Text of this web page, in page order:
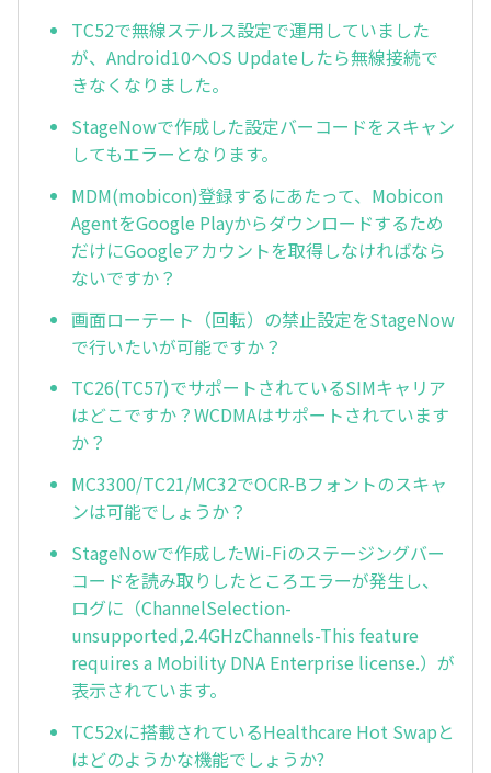
TC52で無線ステルス設定で運用していました
が、Android10へOS Updateしたら無線接続で
きなくなりました。
StageNowで作成した設定バーコードをスキャン
してもエラーとなります。
MDM(mobicon)登録するにあたって、Mobicon
AgentをGoogle Playからダウンロードするため
だけにGoogleアカウントを取得しなければなら
ないですか？
画面ローテート（回転）の禁止設定をStageNow
で行いたいが可能ですか？
TC26(TC57)でサポートされているSIMキャリア
はどこですか？WCDMAはサポートされています
か？
MC3300/TC21/MC32でOCR-Bフォントのスキャ
ンは可能でしょうか？
StageNowで作成したWi-Fiのステージングバー
コードを読み取りしたところエラーが発生し、
ログに（ChannelSelection-
unsupported,2.4GHzChannels-This feature
requires a Mobility DNA Enterprise license.）が
表示されています。
TC52xに搭載されているHealthcare Hot Swapと
はどのようかな機能でしょうか?